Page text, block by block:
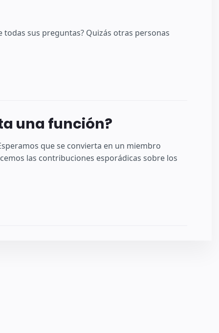
sus preguntas? Quizás otras personas
una función?
que se convierta en un miembro
las contribuciones esporádicas sobre los